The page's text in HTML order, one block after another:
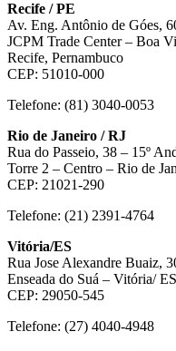
Recife / PE
Av. Eng. Antônio de Góes,
JCPM Trade Center – Boa
Recife, Pernambuco
CEP: 51010-000
Telefone: (81) 3040-0053
Rio de Janeiro / RJ
Rua do Passeio, 38 – 15º
Torre 2 – Centro – Rio de
CEP: 21021-290
Telefone: (21) 2391-4764
Vitória/ES
Rua Jose Alexandre Buaiz,
Enseada do Suá – Vitória/ ES
CEP: 29050-545
Telefone: (27) 4040-4948